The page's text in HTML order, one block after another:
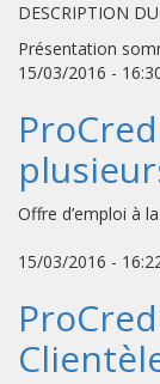
DESCRIPTION
Présentation
15/03/2016 -
Offre d’emploi à
15/03/2016 -